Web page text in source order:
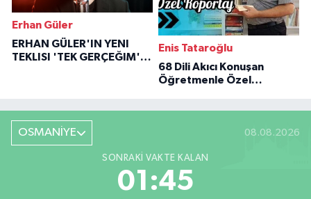
Erhan Güler
ERHAN GÜLER'IN YENI
TEKLISI 'TEK GERÇEĞIM'LE
Enis Tataroğlu
68 Dili Akıcı Konuşan
Öğretmenle Özel
OSMANİYE 08.08.2026
SONRAKI VAKTE KALAN
01:43